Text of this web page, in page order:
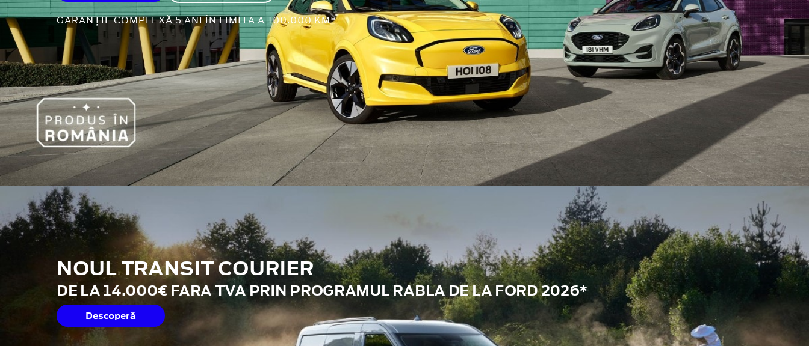
GARANȚIE COMPLEXĂ 5 ANI ÎN LIMITA A 100.000 KM*
NOUL TRANSIT COURIER
DE LA 14.000€ FARA TVA PRIN PROGRAMUL RABLA DE LA FORD 2026*
Descoperă